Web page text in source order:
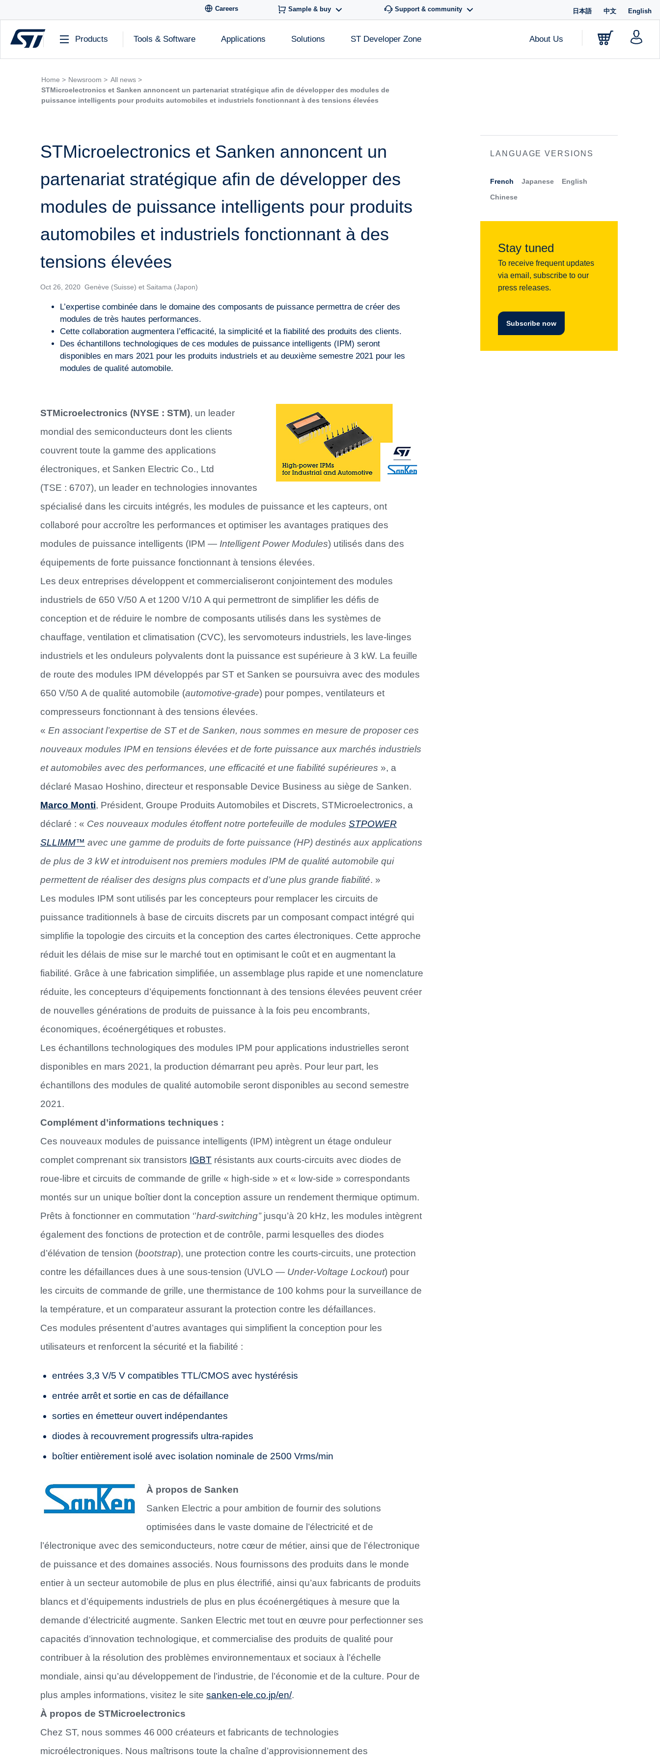
Careers Sample & buy Support & community 日本語 中文 English
Products Tools & Software Applications Solutions ST Developer Zone About Us
Home > Newsroom > All news >
STMicroelectronics et Sanken annoncent un partenariat stratégique afin de développer des modules de
puissance intelligents pour produits automobiles et industriels fonctionnant à des tensions élevées
STMicroelectronics et Sanken annoncent un
partenariat stratégique afin de développer des
modules de puissance intelligents pour produits
automobiles et industriels fonctionnant à des
tensions élevées
Oct 26, 2020 Genève (Suisse) et Saitama (Japon)
L’expertise combinée dans le domaine des composants de puissance permettra de créer des
modules de très hautes performances.
Cette collaboration augmentera l’efficacité, la simplicité et la fiabilité des produits des clients.
Des échantillons technologiques de ces modules de puissance intelligents (IPM) seront
disponibles en mars 2021 pour les produits industriels et au deuxième semestre 2021 pour les
modules de qualité automobile.
STMicroelectronics (NYSE : STM), un leader
mondial des semiconducteurs dont les clients
couvrent toute la gamme des applications
électroniques, et Sanken Electric Co., Ltd
(TSE : 6707), un leader en technologies innovantes
spécialisé dans les circuits intégrés, les modules de puissance et les capteurs, ont
collaboré pour accroître les performances et optimiser les avantages pratiques des
modules de puissance intelligents (IPM — Intelligent Power Modules) utilisés dans des
équipements de forte puissance fonctionnant à tensions élevées.
Les deux entreprises développent et commercialiseront conjointement des modules
industriels de 650 V/50 A et 1200 V/10 A qui permettront de simplifier les défis de
conception et de réduire le nombre de composants utilisés dans les systèmes de
chauffage, ventilation et climatisation (CVC), les servomoteurs industriels, les lave-linges
industriels et les onduleurs polyvalents dont la puissance est supérieure à 3 kW. La feuille
de route des modules IPM développés par ST et Sanken se poursuivra avec des modules
650 V/50 A de qualité automobile (automotive-grade) pour pompes, ventilateurs et
compresseurs fonctionnant à des tensions élevées.
« En associant l’expertise de ST et de Sanken, nous sommes en mesure de proposer ces
nouveaux modules IPM en tensions élevées et de forte puissance aux marchés industriels
et automobiles avec des performances, une efficacité et une fiabilité supérieures », a
déclaré Masao Hoshino, directeur et responsable Device Business au siège de Sanken.
Marco Monti, Président, Groupe Produits Automobiles et Discrets, STMicroelectronics, a
déclaré : « Ces nouveaux modules étoffent notre portefeuille de modules STPOWER
SLLIMM™ avec une gamme de produits de forte puissance (HP) destinés aux applications
de plus de 3 kW et introduisent nos premiers modules IPM de qualité automobile qui
permettent de réaliser des designs plus compacts et d’une plus grande fiabilité. »
Les modules IPM sont utilisés par les concepteurs pour remplacer les circuits de
puissance traditionnels à base de circuits discrets par un composant compact intégré qui
simplifie la topologie des circuits et la conception des cartes électroniques. Cette approche
réduit les délais de mise sur le marché tout en optimisant le coût et en augmentant la
fiabilité. Grâce à une fabrication simplifiée, un assemblage plus rapide et une nomenclature
réduite, les concepteurs d’équipements fonctionnant à des tensions élevées peuvent créer
de nouvelles générations de produits de puissance à la fois peu encombrants,
économiques, écoénergétiques et robustes.
Les échantillons technologiques des modules IPM pour applications industrielles seront
disponibles en mars 2021, la production démarrant peu après. Pour leur part, les
échantillons des modules de qualité automobile seront disponibles au second semestre
2021.
Complément d’informations techniques :
Ces nouveaux modules de puissance intelligents (IPM) intègrent un étage onduleur
complet comprenant six transistors IGBT résistants aux courts-circuits avec diodes de
roue-libre et circuits de commande de grille « high-side » et « low-side » correspondants
montés sur un unique boîtier dont la conception assure un rendement thermique optimum.
Prêts à fonctionner en commutation ‘’hard-switching’’jusqu’à 20 kHz, les modules intègrent
également des fonctions de protection et de contrôle, parmi lesquelles des diodes
d’élévation de tension (bootstrap), une protection contre les courts-circuits, une protection
contre les défaillances dues à une sous-tension (UVLO — Under-Voltage Lockout) pour
les circuits de commande de grille, une thermistance de 100 kohms pour la surveillance de
la température, et un comparateur assurant la protection contre les défaillances.
Ces modules présentent d’autres avantages qui simplifient la conception pour les
utilisateurs et renforcent la sécurité et la fiabilité :
entrées 3,3 V/5 V compatibles TTL/CMOS avec hystérésis
entrée arrêt et sortie en cas de défaillance
sorties en émetteur ouvert indépendantes
diodes à recouvrement progressifs ultra-rapides
boîtier entièrement isolé avec isolation nominale de 2500 Vrms/min
À propos de Sanken
Sanken Electric a pour ambition de fournir des solutions
optimisées dans le vaste domaine de l’électricité et de
l’électronique avec des semiconducteurs, notre cœur de métier, ainsi que de l’électronique
de puissance et des domaines associés. Nous fournissons des produits dans le monde
entier à un secteur automobile de plus en plus électrifié, ainsi qu’aux fabricants de produits
blancs et d’équipements industriels de plus en plus écoénergétiques à mesure que la
demande d’électricité augmente. Sanken Electric met tout en œuvre pour perfectionner ses
capacités d’innovation technologique, et commercialise des produits de qualité pour
contribuer à la résolution des problèmes environnementaux et sociaux à l’échelle
mondiale, ainsi qu’au développement de l’industrie, de l’économie et de la culture. Pour de
plus amples informations, visitez le site sanken-ele.co.jp/en/.
À propos de STMicroelectronics
Chez ST, nous sommes 46 000 créateurs et fabricants de technologies
microélectroniques. Nous maîtrisons toute la chaîne d’approvisionnement des
LANGUAGE VERSIONS
French Japanese
English
Chinese
Stay tuned
To receive frequent updates
via email, subscribe to our
press releases.
Subscribe now